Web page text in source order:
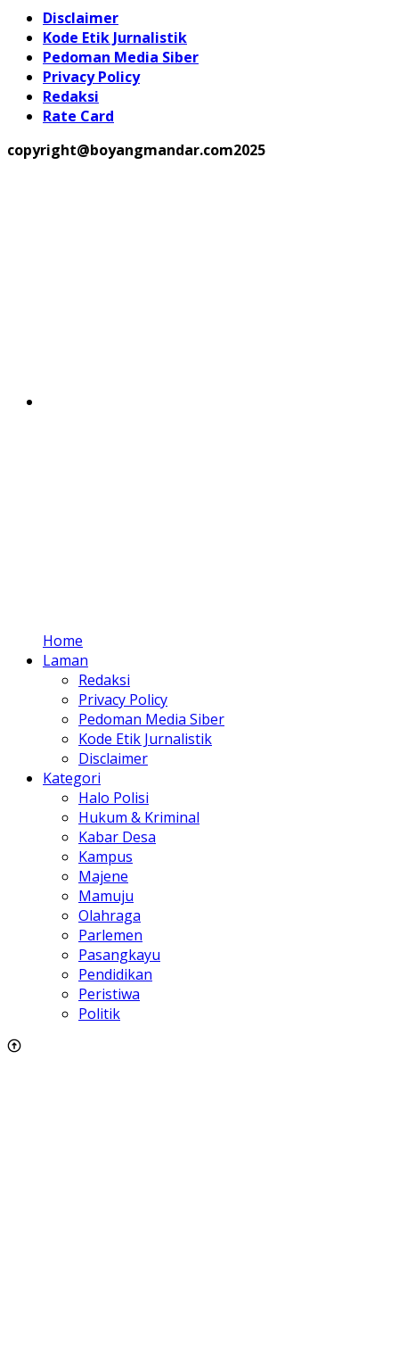
Disclaimer
Kode Etik Jurnalistik
Pedoman Media Siber
Privacy Policy
Redaksi
Rate Card
copyright@boyangmandar.com2025
Home
Laman
Redaksi
Privacy Policy
Pedoman Media Siber
Kode Etik Jurnalistik
Disclaimer
Kategori
Halo Polisi
Hukum & Kriminal
Kabar Desa
Kampus
Majene
Mamuju
Olahraga
Parlemen
Pasangkayu
Pendidikan
Peristiwa
Politik